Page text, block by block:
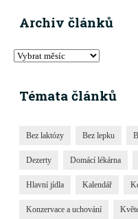
Archiv článků
Témata článků
Bez laktózy Bez lepku
Dezerty Domácí lékárna
Hlavní jídla Kalendář
Konzervace a uchování